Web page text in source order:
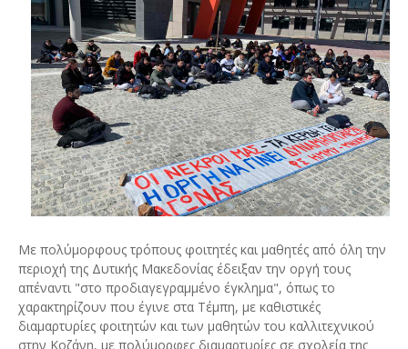
Με πολύμορφους τρόπους φοιτητές και μαθητές από όλη την
περιοχή της Δυτικής Μακεδονίας έδειξαν την οργή τους
απέναντι "στο προδιαγεγραμμένο έγκλημα", όπως το
χαρακτηρίζουν που έγινε στα Τέμπη, με καθιστικές
διαμαρτυρίες φοιτητών και των μαθητών του καλλιτεχνικού
στην Κοζάνη, με πολύμορφες διαμαρτυρίες σε σχολεία της